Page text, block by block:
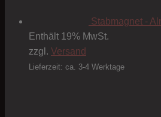
Stabmagnet -
Enthält 19% MwSt.
zzgl. Versand
Lieferzeit: ca. 3-4 Werktage